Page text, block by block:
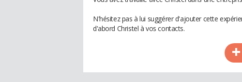
N'hésitez pas à lui suggérer d'ajouter cette
d'abord Christel à vos contacts.